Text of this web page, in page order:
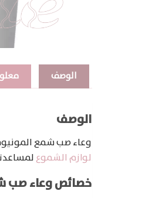
الوصف
الوصف
وعاء صب شمع المونيوم
لوازم الشموع
خصائص وعاء صب